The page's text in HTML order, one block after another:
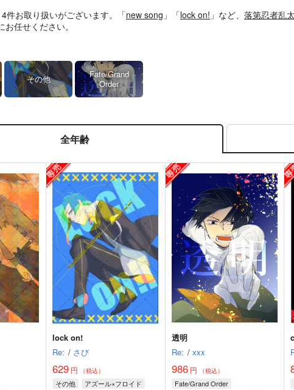
件お取り扱いがございます。「new song 」「lock on! 」など、 落第忍者乱
任せください。
その他
Fate/Grand
Order
全年齢
lock on!
Re: / さび
629円 （税込）
その他
アズール×フロイド
透明
Re: / xxx
986円 （税込）
Fate/Grand Order